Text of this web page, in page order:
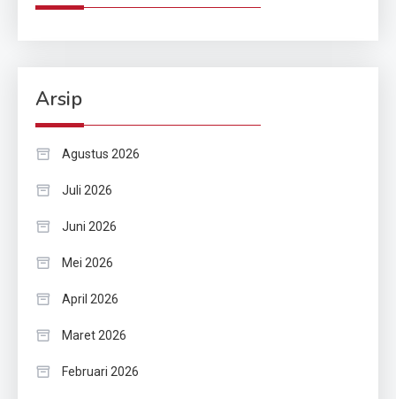
Arsip
Agustus 2026
Juli 2026
Juni 2026
Mei 2026
April 2026
Maret 2026
Februari 2026